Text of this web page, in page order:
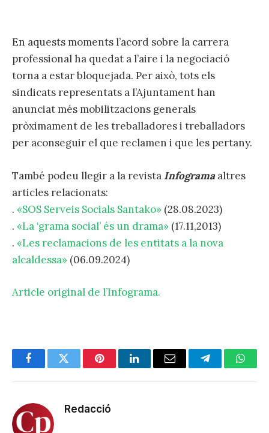
En aquests moments l’acord sobre la carrera
professional ha quedat a l’aire i la negociació
torna a estar bloquejada. Per això, tots els
sindicats representats a l’Ajuntament han
anunciat més mobilitzacions generals
pròximament de les treballadores i treballadors
per aconseguir el que reclamen i que les pertany.
També podeu llegir a la revista Infogramaaltres
articles relacionats:
. «SOS Serveis Socials Santako» (28.08.2023)
. «La ‘grama social’ és un drama» (17.11,2013)
. «Les reclamacions de les entitats a la nova
alcaldessa» (06.09.2024)
Article original de l’Infograma.
FacebookTwitter PinterestLinkedInEmail Telegram
Redacció